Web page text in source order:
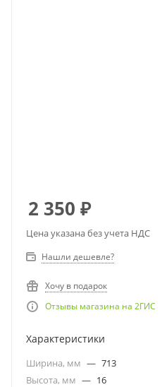
2 350 ₽
Цена указана без учета НДС
Нашли дешевле?
Хочу в подарок
Отзывы магазина на 2ГИС
Характеристики
Ширина, мм — 713
Высота, мм — 16